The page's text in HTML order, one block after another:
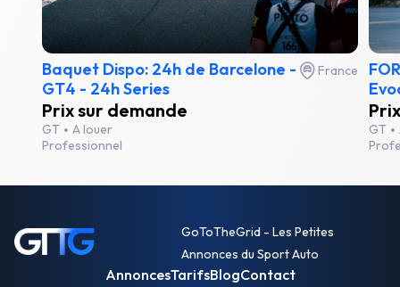
Baquet Dispo: 24h de Barcelone -
GT4 - 24h Series
France
Prix sur demande
GT
A louer
Professionnel
GT
GoToTheGrid - Les Petites
Annonces du Sport Auto
AnnoncesTarifsBlogContact